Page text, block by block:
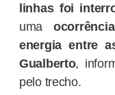
linhas foi
uma
energia entre
Gualberto,
pelo trecho.